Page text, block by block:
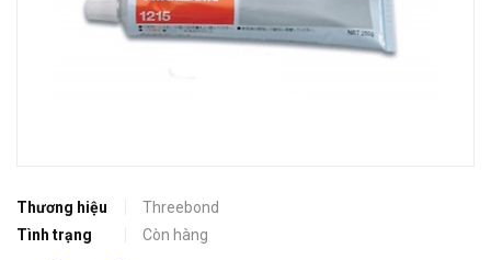
Thương hiệu
Threebond
Tình trạng
Còn hàng